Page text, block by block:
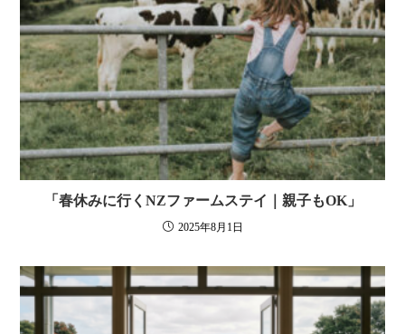
「春休みに行くNZファームステイ｜親子もOK」
2025年8月1日